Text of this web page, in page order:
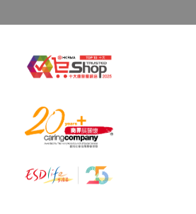
撰写医生转介信，将作额外收
报告：
跟进检查报告， 工作天不包
假期。 轮侯报告讲解时间会因
长。